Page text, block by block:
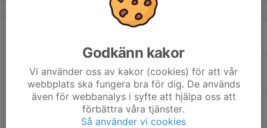
v.34
Badvallen, Hällåsen
19:00
Träning
Helsingehus Arena, Hällåsen
Godkänn kakor
Vi använder oss av kakor (cookies) för att vår
webbplats ska fungera bra för dig. De används
även för webbanalys i syfte att hjälpa oss att
förbättra våra tjänster.
Så använder vi cookies